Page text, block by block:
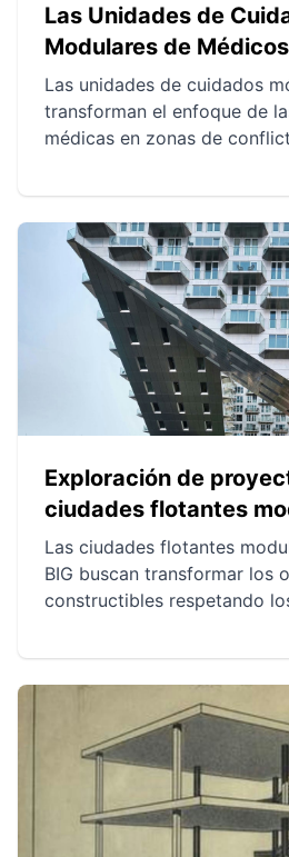
Las Unidades de
Modulares de
Las unidades de cuidados
transforman el enfoque de
médicas en zonas de
para maximizar la
tecnologías modernas para
autónomo en entornos
y resultados en el terreno
eficacia en el tratamiento
variadas y mejoran la
necesidades urgentes.
Exploración de
ciudades flotantes
diseñadas por BIG:
innovadoras para
Las ciudades flotantes
BIG buscan transformar los
constructibles respetando
estructuras ofrece
desafíos ambientales y
presentan un potencial
futuro de la urbanización,
desafíos societales y